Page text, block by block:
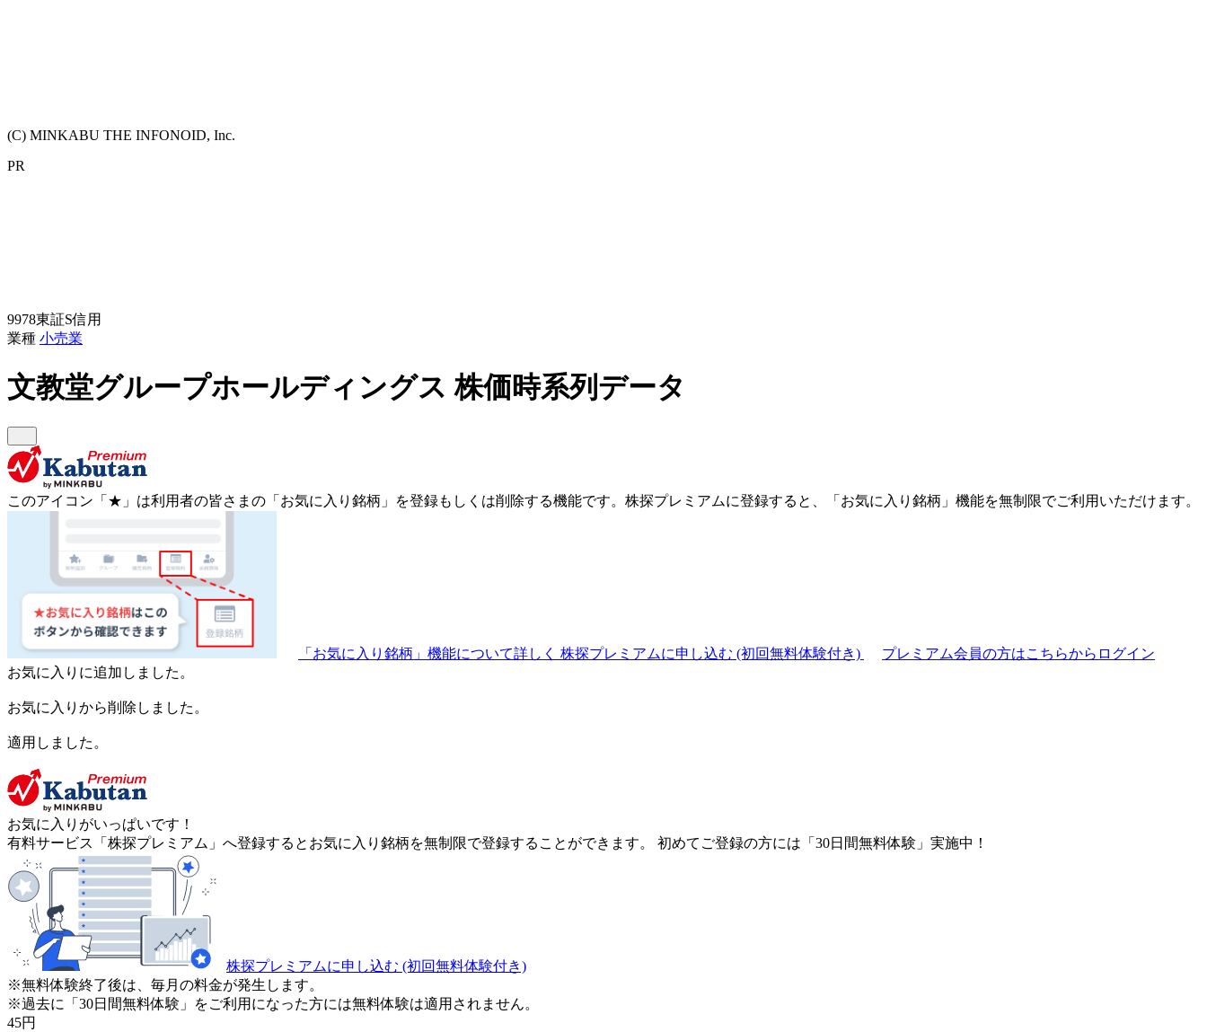
(C) MINKABU THE INFONOID, Inc.
PR
9978東証S信用
業種 小売業
文教堂グループホールディングス株価時系列データ
このアイコン 「★」 は利用者の皆さまの 「お気に入り銘柄」を登録もしくは削除する機能です。 株探プレミアムに登録すると、「お気に入り銘柄」機能を無制限でご利用いただけます。
「お気に入り銘柄」機能について詳しく 株探プレミアムに申し込む (初回無料体験付き)
プレミアム会員の方はこちらからログイン
お気に入りに追加しました。
お気に入りから削除しました。
適用しました。
お気に入りがいっぱいです！
有料サービス「株探プレミアム」へ登録するとお気に入り銘柄を無制限で登録することができます。 初めてご登録の方には「30日間無料体験」実施中！
株探プレミアムに申し込む (初回無料体験付き)
※無料体験終了後は、毎月の料金が発生します。
※過去に「30日間無料体験」をご利用になった方には無料体験は適用されません。
45円